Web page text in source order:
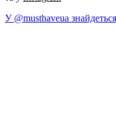
У @musthaveua